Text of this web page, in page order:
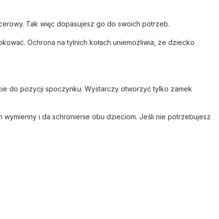
Tak więc dopasujesz go do swoich potrzeb.
Ochrona na tylnich kołach uniemożliwia, że dziecko
do pozycji spoczynku. Wystarczy otworzyć tylko zamek
i da schronienie obu dzieciom. Jeśli nie potrzebujesz